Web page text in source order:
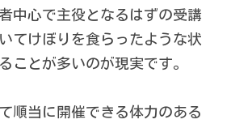
中心で主役となるはずの受講
てけぼりを食らったような状
ことが多いのが現実です。
順当に開催できる体力のある